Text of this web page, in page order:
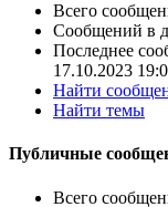
Всего
Сообщений в
Последнее
17.10.2023
Найти
Найти темы
Публичные
Всего